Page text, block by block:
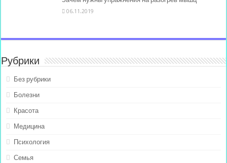
06.11.2019
Рубрики
Без рубрики
Болезни
Красота
Медицина
Психология
Семья